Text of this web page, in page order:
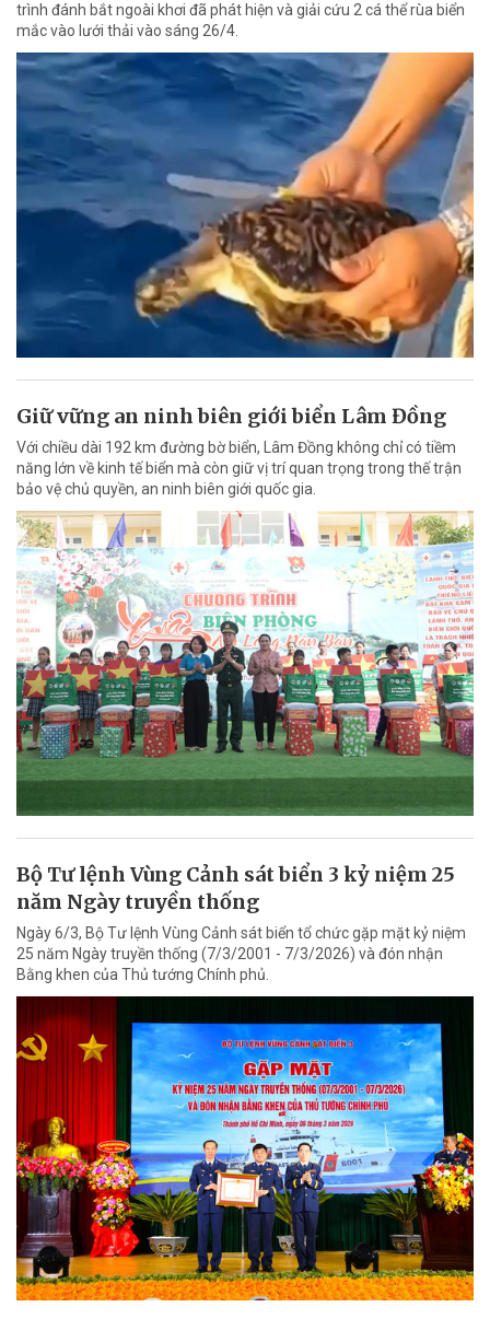
trình đánh bắt ngoài khơi đã phát hiện và giải cứu 2 cá thể rùa biển
mắc vào lưới thải vào sáng 26/4.
Giữ vững an ninh biên giới biển Lâm Đồng
Với chiều dài 192 km đường bờ biển, Lâm Đồng không chỉ có tiềm
năng lớn về kinh tế biển mà còn giữ vị trí quan trọng trong thế trận
bảo vệ chủ quyền, an ninh biên giới quốc gia.
Bộ Tư lệnh Vùng Cảnh sát biển 3 kỷ niệm 25
năm Ngày truyền thống
Ngày 6/3, Bộ Tư lệnh Vùng Cảnh sát biển tổ chức gặp mặt kỷ niệm
25 năm Ngày truyền thống (7/3/2001 - 7/3/2026) và đón nhận
Bằng khen của Thủ tướng Chính phủ.